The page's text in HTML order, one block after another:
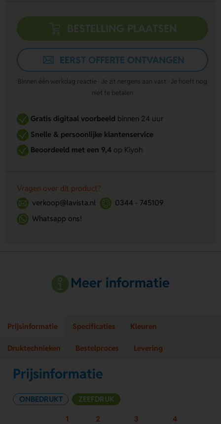
BESTELLING PLAATSEN
EERST OFFERTE ONTVANGEN
Binnen één werkdag reactie · Je zit nergens aan vast · Je hoeft nog
niet te betalen
Gratis digitaal voorbeeldbinnen 24 uur
Snelle & persoonlijke klantenservice
Beoordeeld met een 9,4op Kiyoh
Vragen over dit product?
verkoop@lavista.nl
0344 - 745109
Whatsapp ons!
Meer informatie
Prijsinformatie Specificaties Kleuren
Druktechnieken Bestelproces Levering
Prijsinformatie
ONBEDRUKT ZEEFDRUK
1 2 3 4